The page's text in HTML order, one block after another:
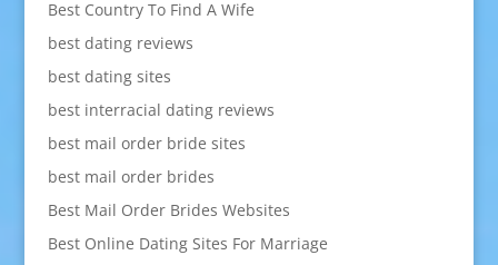
Best Country To Find A Wife
best dating reviews
best dating sites
best interracial dating reviews
best mail order bride sites
best mail order brides
Best Mail Order Brides Websites
Best Online Dating Sites For Marriage